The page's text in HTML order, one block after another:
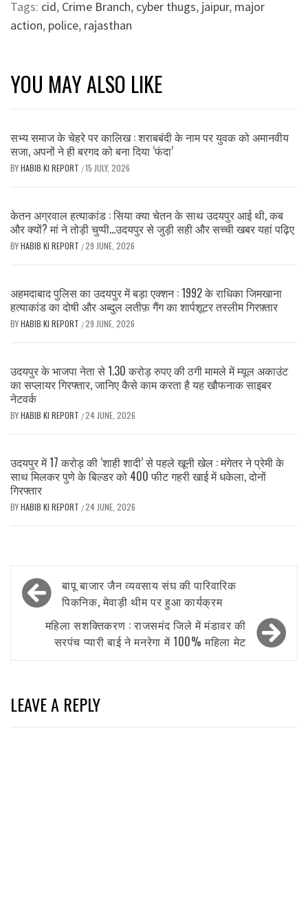
Tags: cid, Crime Branch, cyber thugs, jaipur, major
action, police, rajasthan
YOU MAY ALSO LIKE
सभ्य समाज के चेहरे पर कालिख : शराबबंदी के नाम पर युवक को अमानवीय
सजा, अपनों ने ही बरगद को बना दिया ‘फंदा’
BYHABIB KI REPORT /15 JULY, 2026
केतन अग्रवाल हत्याकांड : सिया क्या चेतन के साथ उदयपुर आई थी, कब
और क्यों? मां ने तोड़ी चुप्पी…उदयपुर से जुड़ी सही और सच्ची खबर यहां पढ़िए
BYHABIB KI REPORT /29 JUNE, 2026
अहमदाबाद पुलिस का उदयपुर में बड़ा एक्शन : 1992 के राधिका जिमखाना
हत्याकांड का दोषी और अब्दुल लतीफ़ गैंग का शार्पशूटर तस्लीम गिरफ़्तार
BYHABIB KI REPORT /29 JUNE, 2026
उदयपुर के भाजपा नेता से 1.30 करोड़ रुपए की ठगी मामले में म्यूल अकाउंट
का सप्लायर गिरफ्तार, जानिए कैसे काम करता है यह खौफनाक साइबर
नेटवर्क
BYHABIB KI REPORT /24 JUNE, 2026
उदयपुर में 17 करोड़ की ‘शाही शादी’ से पहले खूनी खेल : मंगेतर ने प्रेमी के
साथ मिलकर पुणे के बिल्डर को 400 फीट गहरी खाई में धकेला, दोनों
गिरफ्तार
BYHABIB KI REPORT /24 JUNE, 2026
Post
navigation
बापू बाजार जैन व्यवसाय संघ की पारिवारिक
पिकनिक, मेवाड़ी थीम पर हुआ कार्यक्रम
महिला सशक्तिकरण : राजसमंद जिले में मंडावर की
सरपंच प्यारी बाई ने मनरेगा में 100% महिला मेट
LEAVE A REPLY